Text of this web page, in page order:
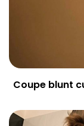
Coupe blunt